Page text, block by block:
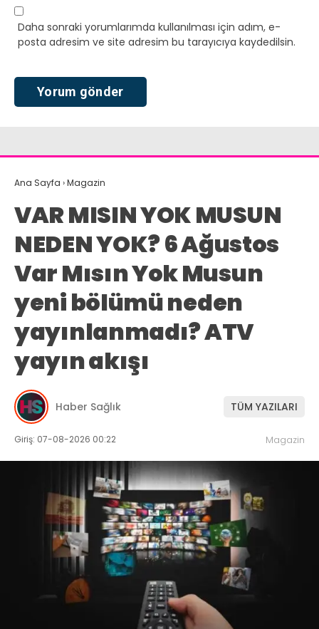
Daha sonraki yorumlarımda kullanılması için adım, e-
posta adresim ve site adresim bu tarayıcıya kaydedilsin.
Ana Sayfa ›Magazin
VAR MISIN YOK MUSUN
NEDEN YOK? 6 Ağustos
Var Mısın Yok Musun
yeni bölümü neden
yayınlanmadı? ATV
yayın akışı
Haber Sağlık TÜM YAZILARI
Giriş: 07-08-2026 00:22 Magazin